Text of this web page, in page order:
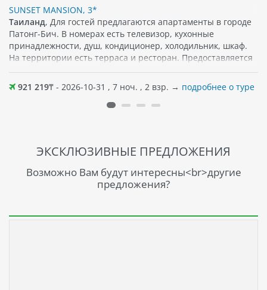
SUNSET MANSION, 3*
Таиланд, Для гостей предлагаются апартаменты в городе
Патонг-Бич. В номерах есть телевизор, кухонные
принадлежности, душ, кондиционер, холодильник, шкаф.
На территории есть терраса и ресторан. Предоставляется
бесплатный Wi-Fi. Поблизости можно найти различные
популярные достопримечательности, кафе, а также
магазины. Песчаный пляж примерно в 450 м от отеля.
921 219₸ - 2026-10-31 , 7 ноч. , 2 взр. → подробнее о туре
ЭКСКЛЮЗИВНЫЕ ПРЕДЛОЖЕНИЯ
Возможно Вам будут интересны<br>другие
предложения?